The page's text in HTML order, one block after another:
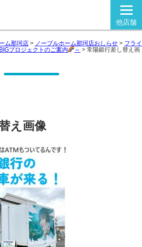
他店舗
ム那珂店 > ノーブルホーム那珂店おしらせ > フライ
プロジェクトのご案内 ～ >常陽銀行差し替え画
え画像